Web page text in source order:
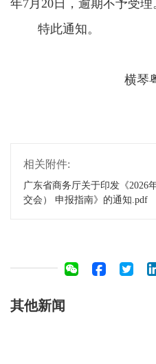
年7月20日，逾期不予受理
特此通知。
横琴
相关附件:
广东省商务厅关于印发《2026
交会） 申报指南》的通知.pdf
其他新闻